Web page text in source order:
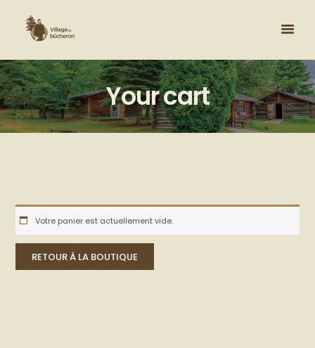
Your cart
Votre panier est actuellement vide.
RETOUR À LA BOUTIQUE